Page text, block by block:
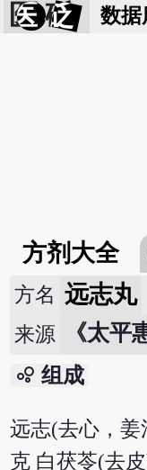
医 砭 数据
方剂大全
方名 远志丸
来源 《太平
bubble_chart 组成
远志(去心，姜
克 白茯苓(去